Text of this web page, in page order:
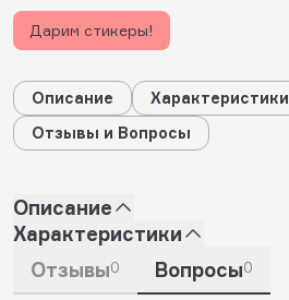
Дарим стикеры!
Описание
Характеристики
Отзывы и Вопросы
Описание
Характеристики
Отзывы0 Вопросы0